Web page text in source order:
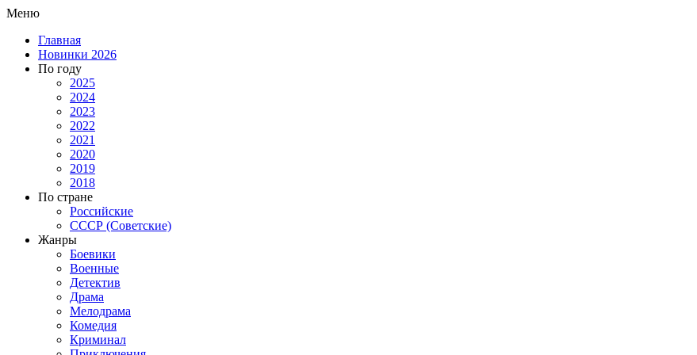
Меню
Главная
Новинки 2026
По году
2025
2024
2023
2022
2021
2020
2019
2018
По стране
Российские
СССР (Советские)
Жанры
Боевики
Военные
Детектив
Драма
Мелодрама
Комедия
Криминал